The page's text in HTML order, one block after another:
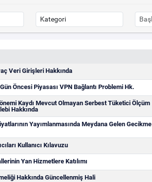
Veri Girişleri Hakkında
Öncesi Piyasası VPN Bağlantı Problemi Hk.
Kaydı Mevcut Olmayan Serbest Tüketici Ölçüm
Hakkında
Yayımlanmasında Meydana Gelen Gecikme
Kullanıcı Kılavuzu
Yan Hizmetlere Katılımı
Hakkında Güncellenmiş Hali